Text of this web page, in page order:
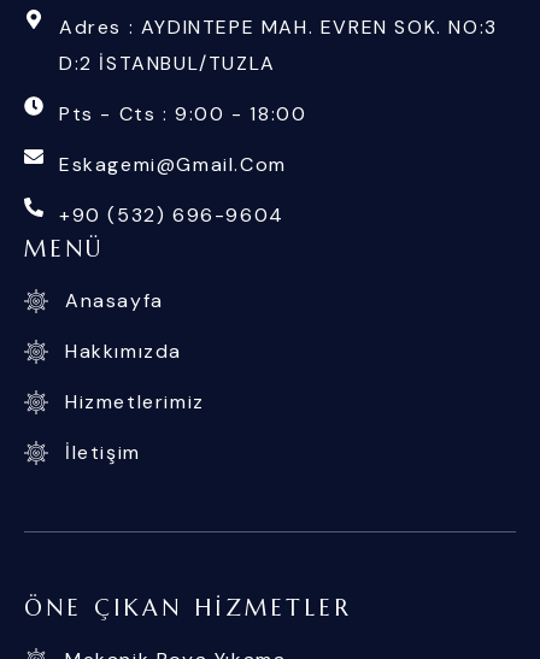
Adres : AYDINTEPE MAH. EVREN SOK. NO:3
D:2 İSTANBUL/TUZLA
Pts - Cts : 9:00 - 18:00
Eskagemi@gmail.com
+90 (532) 696-9604
MENÜ
Anasayfa
Hakkımızda
Hizmetlerimiz
İletişim
ÖNE ÇIKAN HIZMETLER